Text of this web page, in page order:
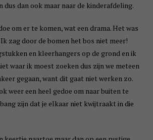
dus dan ook maar naar de kinderafdeling.
om er te komen, wat een drama. Het was
zag door de bomen het bos niet meer!
en kleerhangers op de grond en ik
waar ik moest zoeken dus zijn we meteen
gegaan, want dit gaat niet werken zo.
weer een heel gedoe om naar buiten te
zijn dat je elkaar niet kwijtraakt in die